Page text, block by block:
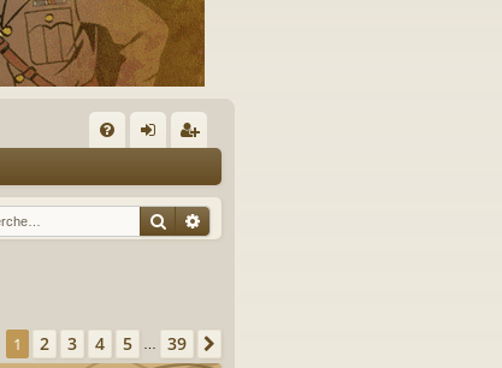
Q ne
xi
nr
eg
Rechercher
Recherche avancée
Page 1sur 39
1 2 3 4 5 … 39